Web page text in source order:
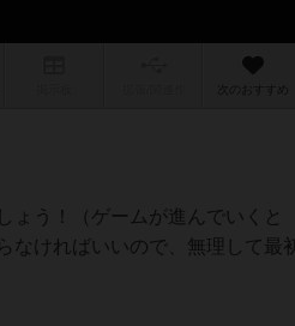
次のおすすめ
ょう！（ゲームが進んでいくと
ければいいので、無理して最初